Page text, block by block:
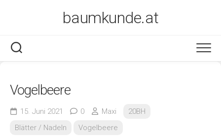
baumkunde.at
Vogelbeere
15. Juni 2021 0 Maxi
20BH
Blätter / Nadeln
Vogelbeere